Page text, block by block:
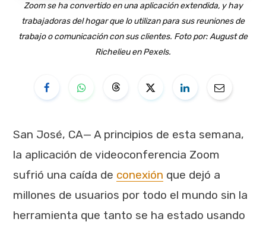
Zoom se ha convertido en una aplicación extendida, y hay
trabajadoras del hogar que lo utilizan para sus reuniones de
trabajo o comunicación con sus clientes. Foto por: August de
Richelieu en Pexels.
San José, CA— A principios de esta semana,
la aplicación de videoconferencia Zoom
sufrió una caída de conexión que dejó a
millones de usuarios por todo el mundo sin la
herramienta que tanto se ha estado usando